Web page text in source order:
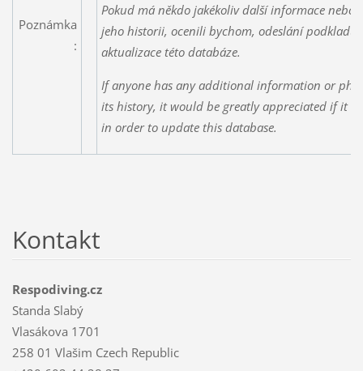
Poznámka
:
Pokud má někdo jakékoliv další informace
jeho historii, ocenili bychom, odeslání
aktualizace této databáze.
If anyone has any additional information or
its history, it would be greatly appreciated if it
in order to update this database.
Kontakt
Respodiving.cz
Standa Slabý
Vlasákova 1701
258 01 Vlašim Czech Republic